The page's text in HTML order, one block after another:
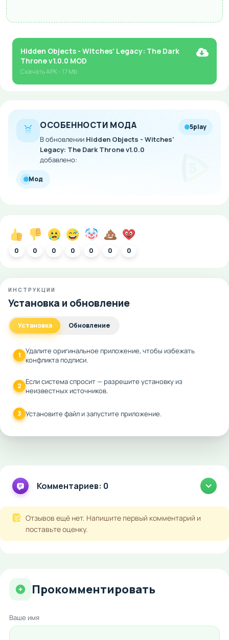
Hidden Objects - Witches' Legacy: The Dark
Throne v1.0.0 MOD
СкачатьAPK- 17 Mb
ОСОБЕННОСТИ МОДА
В обновлении Hidden Objects - Witches'
Legacy: The Dark Throne v1.0.0
добавлено:
5play
Мод
0 0 0 0 0 0 0
ИНСТРУКЦИИ
Установка и обновление
Установка Обновление
1 Удалите оригинальное приложение, чтобы избежать
конфликта подписи.
2 Если система спросит — разрешите установку из
неизвестных источников.
3 Установите файл и запустите приложение.
Комментариев: 0
Отзывов ещё нет. Напишите первый комментарий и
поставьте оценку.
Прокомментировать
Ваше имя